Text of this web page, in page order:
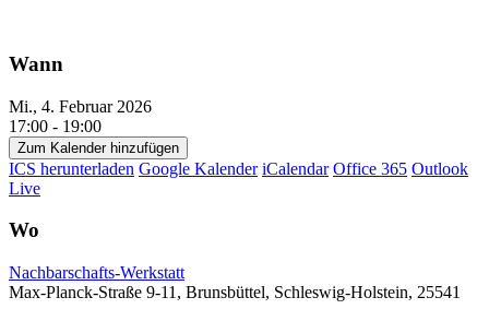
Wann
Mi., 4. Februar 2026
17:00 - 19:00
Zum Kalender hinzufügen
ICS herunterladen Google Kalender iCalendar Office 365 Outlook
Live
Wo
Nachbarschafts-Werkstatt
Max-Planck-Straße 9-11, Brunsbüttel, Schleswig-Holstein, 25541